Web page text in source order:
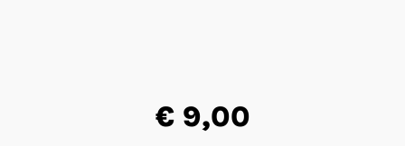
€ 9,00